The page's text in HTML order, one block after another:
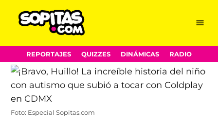
Skip
to
content
Menu
REPORTAJES QUIZZES DINÁMICAS RADIO
Foto: Especial Sopitas.com